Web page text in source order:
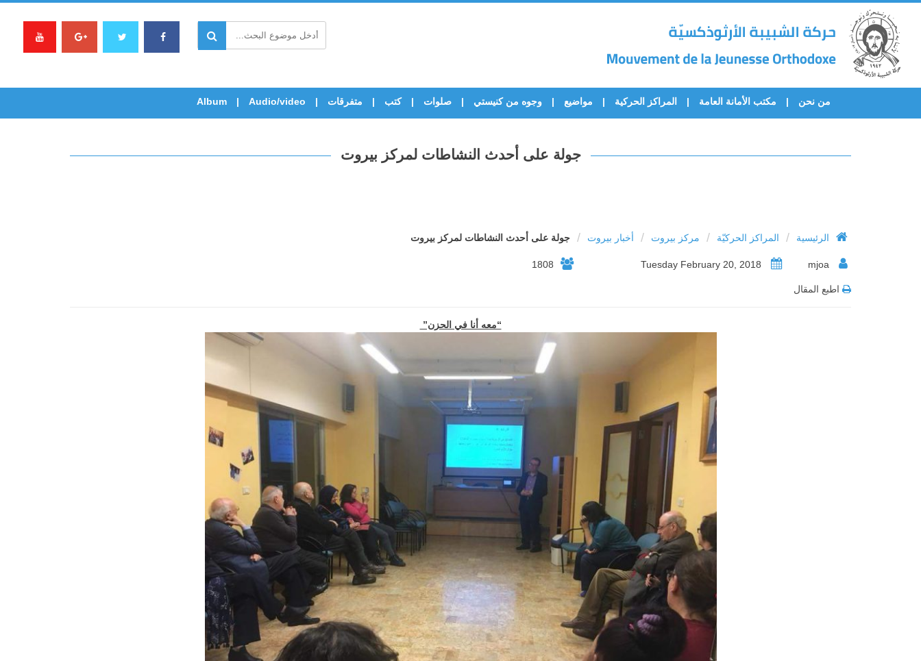
من نحن مكتب الأمانة العامة المراكز الحركية مواضيع وجوه من كنيستي صلوات كتب متفرقات Audio/video
Album
جولة على أحدث النشاطات لمركز بيروت
الرئيسية / المراكز الحركيّة / مركز بيروت / أخبار بيروت / جولة على أحدث النشاطات لمركز بيروت
1808
اطبع المقال
“معه أنا في الحزن”